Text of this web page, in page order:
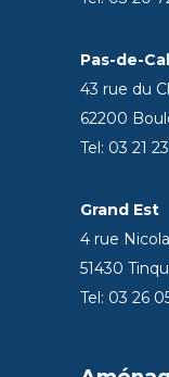
Pas-de-
43 rue du
62200
Tel: 03 21
Grand Est
4 rue
51430
Tel: 03 26